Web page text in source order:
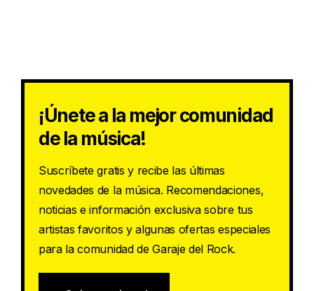
¡Únete a la mejor comunidad
de la música!
Suscríbete gratis y recibe las últimas
novedades de la música. Recomendaciones,
noticias e información exclusiva sobre tus
artistas favoritos y algunas ofertas especiales
para la comunidad de Garaje del Rock.